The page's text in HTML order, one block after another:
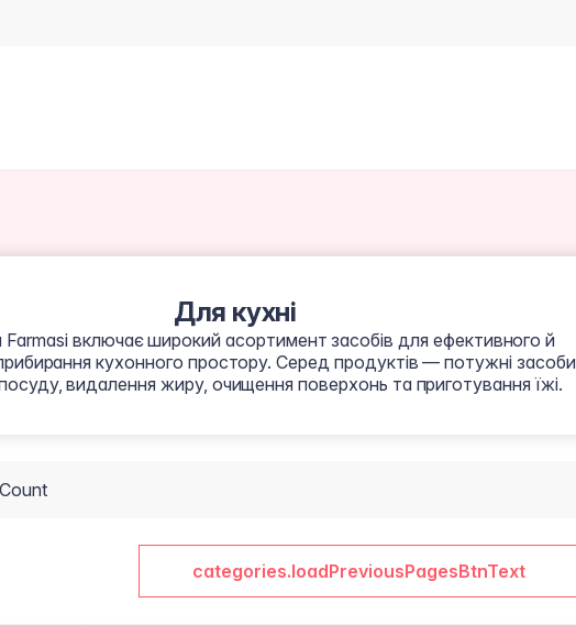
Для кухні
Farmasi включає широкий асортимент засобів для ефективного й
кухонного простору. Серед продуктів — потужні засоби
видалення жиру, очищення поверхонь та приготування їжі.
categories.loadPreviousPagesBtnText